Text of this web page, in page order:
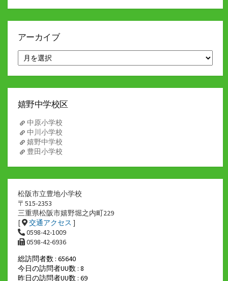
アーカイブ
ー
カ
嬉野中学校区
中原小学校
中川小学校
嬉野中学校
豊田小学校
松阪市立豊地小学校
〒515-2353
三重県松阪市嬉野堀之内町229
[
交通アクセス ]
0598-42-1009
0598-42-6936
総訪問者数 : 65640
今日の訪問者UU数 : 8
昨日の訪問者UU数 : 69